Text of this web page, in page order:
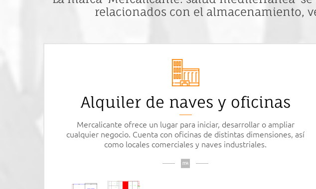
relacionados con el almacenamiento,
Alquiler de naves y oficinas
Mercalicante ofrece un lugar para iniciar, desarrollar o ampliar
cualquier negocio. Cuenta con oficinas de distintas dimensiones, así
como locales comerciales y naves industriales.